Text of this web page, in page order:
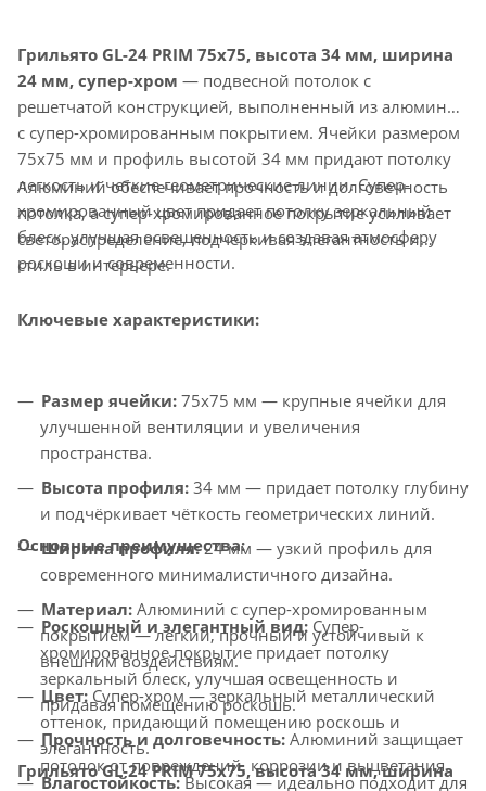
Грильято GL-24 PRIM 75x75, высота 34 мм, ширина
24 мм, супер-хром — подвесной потолок с
решетчатой конструкцией, выполненный из алюминия
с супер-хромированным покрытием. Ячейки размером
75x75 мм и профиль высотой 34 мм придают потолку
легкость и четкие геометрические линии. Супер-
хромированный цвет придает потолку зеркальный
блеск, улучшая освещенность и создавая атмосферу
роскоши и современности.
Алюминий обеспечивает прочность и долговечность
потолка, а супер-хромированное покрытие усиливает
светораспределение, подчеркивая элегантность и
стиль в интерьере.
Ключевые характеристики:
Размер ячейки: 75x75 мм — крупные ячейки для
улучшенной вентиляции и увеличения
пространства.
Высота профиля: 34 мм — придает потолку глубину
и подчёркивает чёткость геометрических линий.
Ширина профиля:24 мм — узкий профиль для
современного минималистичного дизайна.
Материал: Алюминий с супер-хромированным
покрытием — лёгкий, прочный и устойчивый к
внешним воздействиям.
Цвет: Супер-хром — зеркальный металлический
оттенок, придающий помещению роскошь и
элегантность.
Влагостойкость:Высокая — идеально подходит для
Основные преимущества:
Роскошный и элегантный вид: Супер-
хромированное покрытие придает потолку
зеркальный блеск, улучшая освещенность и
придавая помещению роскошь.
Прочность и долговечность: Алюминий защищает
потолок от повреждений, коррозии и выцветания.
Грильято GL-24 PRIM 75x75, высота 34 мм, ширина